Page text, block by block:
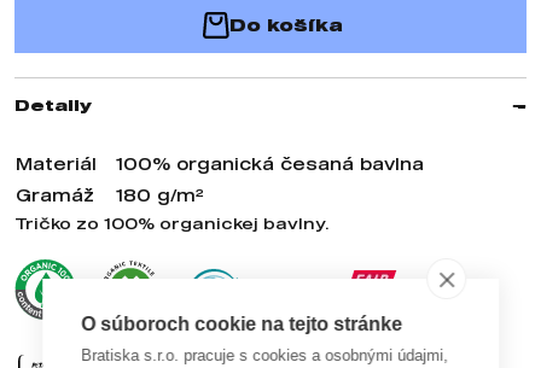
Do košíka
Detaily
Materiál
100% organická česaná bavlna
Gramáž
180 g/m²
Tričko zo 100% organickej bavlny.
O súboroch cookie na tejto stránke
Bratiska s.r.o. pracuje s cookies a osobnými údajmi,